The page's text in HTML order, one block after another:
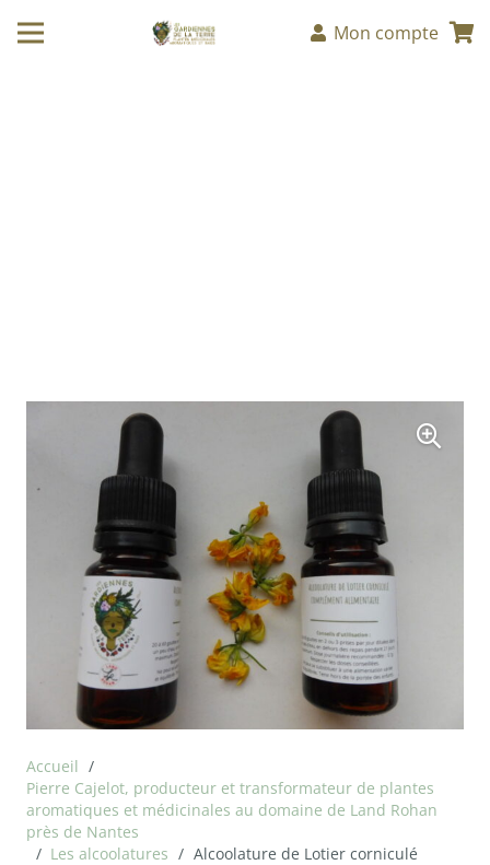
Mon compte
Accueil /
Pierre Cajelot, producteur et transformateur de plantes
aromatiques et médicinales au domaine de Land Rohan
près de Nantes
/ Les alcoolatures / Alcoolature de Lotier corniculé